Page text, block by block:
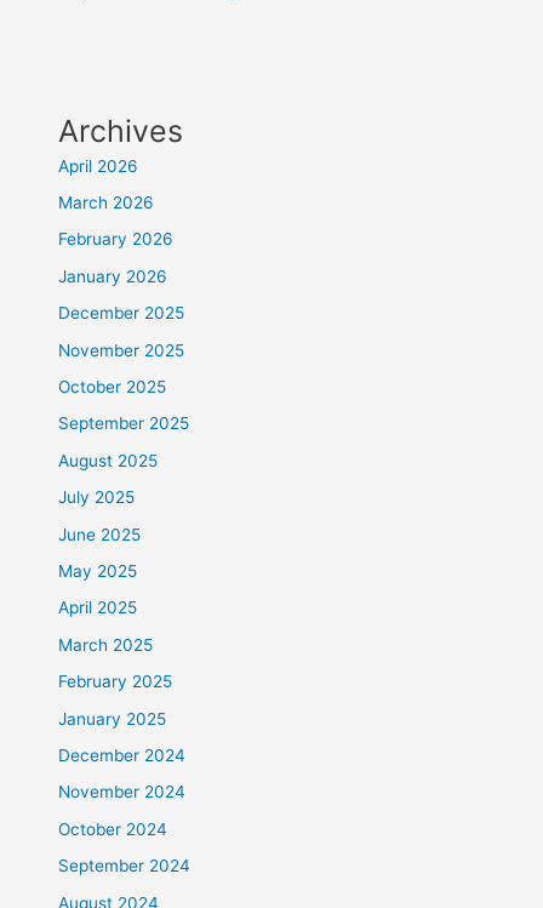
Archives
April 2026
March 2026
February 2026
January 2026
December 2025
November 2025
October 2025
September 2025
August 2025
July 2025
June 2025
May 2025
April 2025
March 2025
February 2025
January 2025
December 2024
November 2024
October 2024
September 2024
August 2024